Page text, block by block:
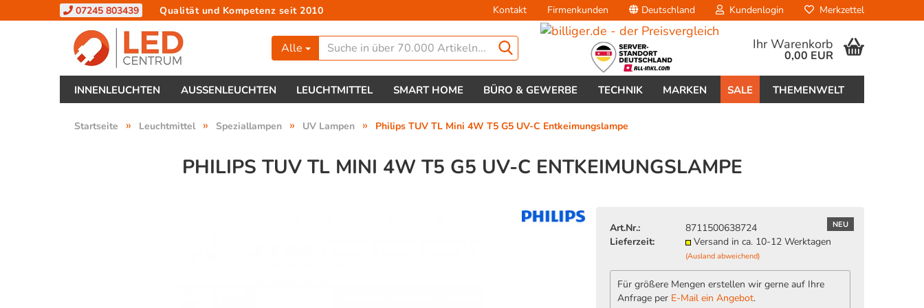
07245 803439 Qualität und Kompetenz seit 2010 Kontakt Firmenkunden Deutschland
Lieferland
Kundenlogin
Konto erstellen
Passwort vergessen?
Merkzettel
Alle Ihr Warenkorb
0,00 EUR
INNENLEUCHTEN AUSSENLEUCHTEN LEUCHTMITTEL SMART HOME BÜRO & GEWERBE TECHNIK MARKEN SALE THEMENWELT
Startseite » Leuchtmittel » Speziallampen » UV Lampen » Philips TUV TL Mini 4W T5 G5 UV-C Entkeimungslampe
PHILIPS TUV TL MINI 4W T5 G5 UV-C ENTKEIMUNGSLAMPE
NEU
Art.Nr.:
8711500638724
Lieferzeit:
Versand in ca. 10-12 Werktagen
(Ausland abweichend)
Für größere Mengen erstellen wir gerne auf Ihre
Anfrage per E-Mail ein Angebot.